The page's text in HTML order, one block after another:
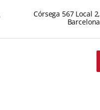
Córsega 567 Local 2,
Barcelona